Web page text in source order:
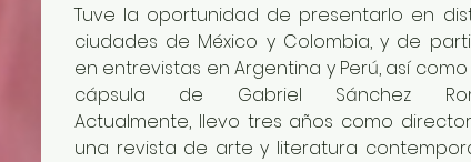
Tuve la oportunidad de presentarlo en
ciudades de México y Colombia, y de
en entrevistas en Argentina y Perú, así
cápsula de Gabriel Sánchez
Actualmente, llevo tres años como
una revista de arte y literatura